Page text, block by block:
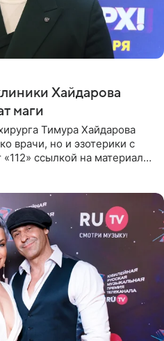
Хайдарова
маги
Тимура Хайдарова
врачи, но и эзотерики с
ссылкой на материалы